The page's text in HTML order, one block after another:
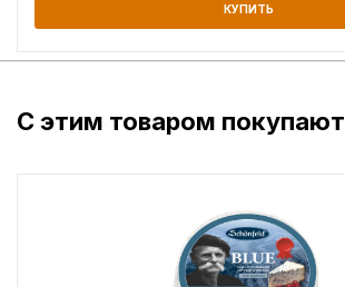
КУПИТЬ
С этим товаром покупают